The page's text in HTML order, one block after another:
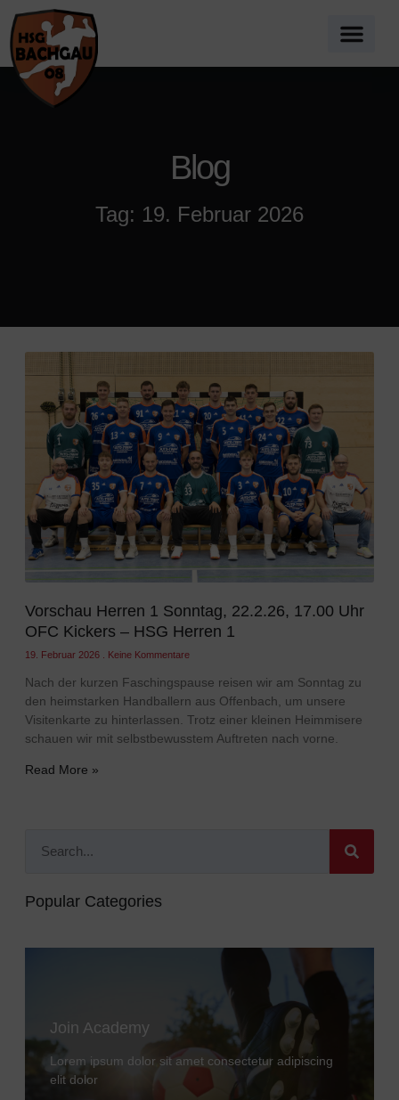
Blog
Tag: 19. Februar 2026
Vorschau Herren 1 Sonntag, 22.2.26, 17.00 Uhr
OFC Kickers – HSG Herren 1
19. Februar 2026 Keine Kommentare
Nach der kurzen Faschingspause reisen wir am Sonntag zu
den heimstarken Handballern aus Offenbach, um unsere
Visitenkarte zu hinterlassen. Trotz einer kleinen Heimmisere
schauen wir mit selbstbewusstem Auftreten nach vorne.
Read More »
Popular Categories
Join Academy
Lorem ipsum dolor sit amet consectetur adipiscing
elit dolor